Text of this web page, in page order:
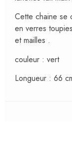
Cette chaine se
en verres
et mailles .
couleur : vert
Longueur : 66